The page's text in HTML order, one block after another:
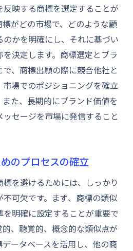
映する商標を選定することが
がどの市場で、どのような顧
かを明確にし、それに基づい
決定します。商標選定とブラ
、商標出願の際に競合他社と
場でのポジショニングを確立
た、長期的にブランド価値を
セージを市場に発信すること
のプロセスの確立
を避けるためには、しっかり
可欠です。まず、商標の類似
明確に設定することが重要で
、聴覚的、概念的な類似点が
ータベースを活用し、他の商